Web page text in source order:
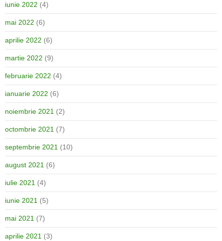
iunie 2022 (4)
mai 2022 (6)
aprilie 2022 (6)
martie 2022 (9)
februarie 2022 (4)
ianuarie 2022 (6)
noiembrie 2021 (2)
octombrie 2021 (7)
septembrie 2021 (10)
august 2021 (6)
iulie 2021 (4)
iunie 2021 (5)
mai 2021 (7)
aprilie 2021 (3)